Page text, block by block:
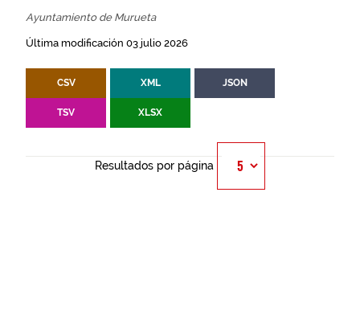
Ayuntamiento de Murueta
Última modificación 03 julio 2026
CSV XML JSON
TSV XLSX
Resultados por página